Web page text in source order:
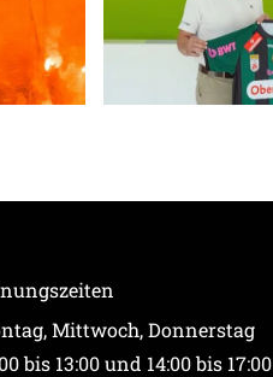
Mittwoch, Donnerstag
bis 13:00 und 14:00 bis 17:00